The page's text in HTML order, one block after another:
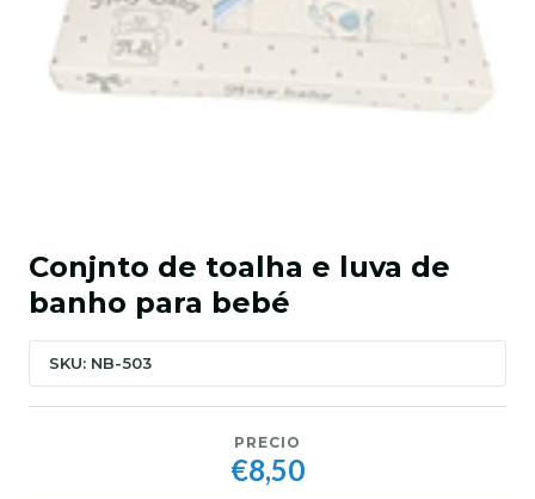
Conjnto de toalha e luva de
banho para bebé
SKU: NB-503
PRECIO
€8,50